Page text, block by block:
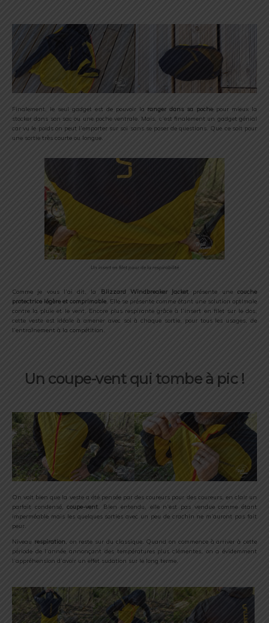
Finalement, le seul gadget est de pouvoir la ranger dans sa poche pour mieux la
stocker dans son sac ou une poche ventrale. Mais, c’est finalement un gadget génial
car vu le poids on peut l’emporter sur soi sans se poser de questions. Que ce soit pour
une sortie très courte ou longue.
Un insert en filet pour de la respirabilité
Comme je vous l’ai dit, la Blizzard Windbreaker Jacket présente unecouche
protectrice légère et comprimable . Elle se présente comme étant une solution optimale
contre la pluie et le vent. Encore plus respirante grâce à l’insert en filet sur le dos,
cette veste est idéale à amener avec soi à chaque sortie, pour tous les usages, de
l’entraînement à la compétition.
Un coupe-vent qui tombe à pic !
On voit bien que la veste a été pensée par des coureurs pour des coureurs, en clair un
parfait condensé,coupe-vent. Bien entendu, elle n’est pas vendue comme étant
imperméable mais les quelques sorties avec un peu de crachin ne m’auront pas fait
peur.
Niveau respiration, on reste sur du classique. Quand on commence à arriver à cette
période de l’année annonçant des températures plus clémentes, on a évidemment
l’appréhension d’avoir un effet sudation sur le long terme.